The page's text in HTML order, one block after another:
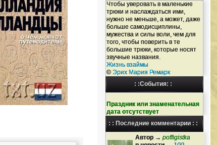
Чтобы уверовать в маленькие
трюки и наслаждаться ими,
нужно не меньше, а может, даже
больше самодисциплины,
мужества и силы воли, чем для
того, чтобы поверить в те
большие трюки, которые носят
звучные названия.
Жизнь взаймы
© Эрих Мария Ремарк
: :События: :
Праздник или знаменательная
дата отсутствует
: : Последние комментарии : :
Автор → poffigistka